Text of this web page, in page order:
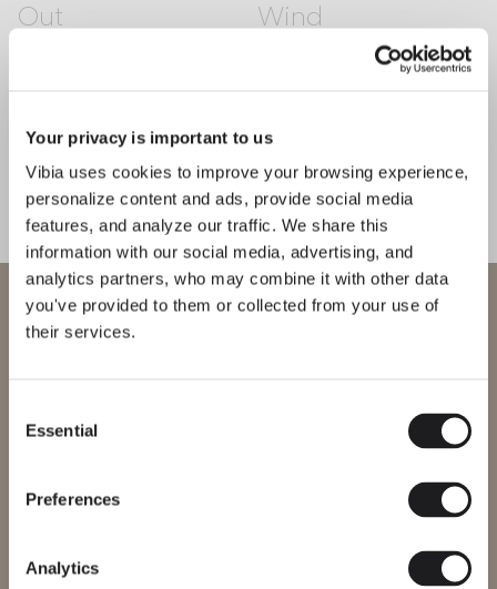
Your privacy is important to us
Vibia uses cookies to improve your browsing experience,
personalize content and ads, provide social media
features, and analyze our traffic. We share this
information with our social media, advertising, and
analytics partners, who may combine it with other data
you've provided to them or collected from your use of
their services.
Selection
Essential
Preferences
Analytics
Out Wind
CONOSCI IL DESIGNER
Emiliana Design Studio
“Con June, una luce calda e
vicina accompagna la vita all’aperto
e crea atmosfere di incontro.” —
Emiliana Design Studio
Scopri di più su June e su tutte le nostre collezioni. Leggi tutto
La collezione June: rivisitando una
Benvenuto in Vibia
Seleziona il sito web corretto per la tua regione per assicurarti che
sicurezza locali. Nota che alcuni prodotti potrebbero non essere